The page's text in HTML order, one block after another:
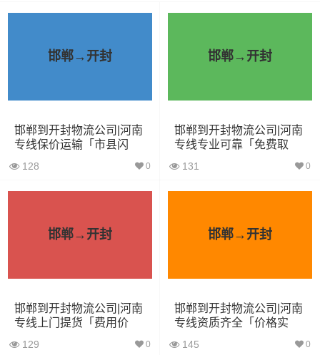
装载重量
中型面
包车
6立方 1.2吨 2.4×1.6×1.9
6立方 2×1.8×2.2
9立方 1.5吨 3×2×2.9
中型货
车
邯郸→开封
邯郸到开封物流公司|河南
专线保价运输「市县闪
128 0
邯郸→开封
邯郸到开封物流公司|河南
专线专业可靠「免费取
131 0
邯郸→开封
邯郸到开封物流公司|河南
专线上门提货「费用价
129 0
邯郸→开封
邯郸到开封物流公司|河南
专线资质齐全「价格实
145 0